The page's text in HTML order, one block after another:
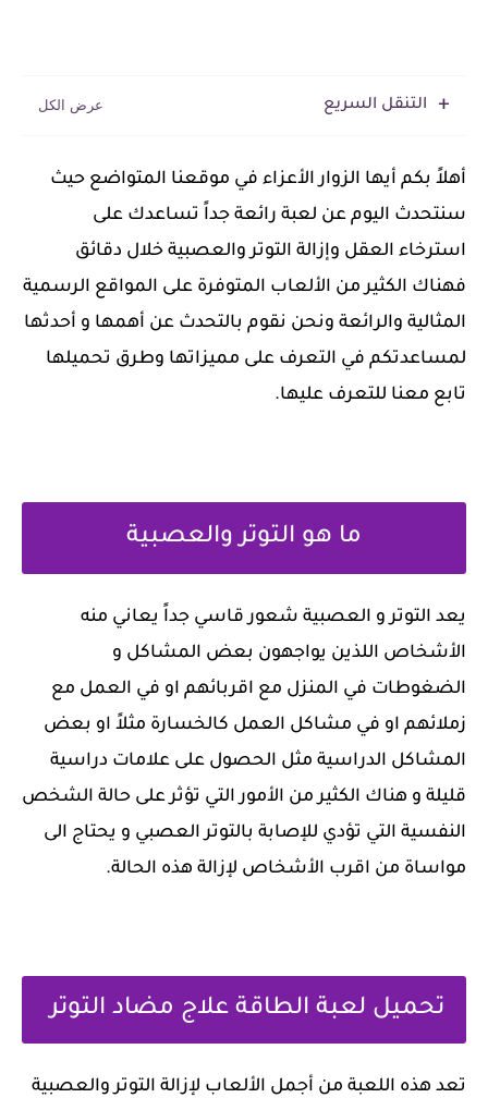
التنقل السريع
‏أهلاً بكم أيها الزوار الأعزاء في موقعنا المتواضع حيث
سنتحدث اليوم عن لعبة رائعة جداً تساعدك على
استرخاء العقل وإزالة التوتر والعصبية خلال دقائق
فهناك الكثير من الألعاب المتوفرة على المواقع الرسمية
المثالية والرائعة ونحن نقوم بالتحدث عن أهمها و أحدثها
لمساعدتكم في التعرف على مميزاتها وطرق تحميلها
تابع معنا للتعرف عليها.
‏ما هو التوتر والعصبية
يعد التوتر و العصبية شعور قاسي جداً يعاني منه
الأشخاص اللذين يواجهون بعض المشاكل و
الضغوطات في المنزل مع اقربائهم او في العمل مع
زملائهم او في مشاكل العمل كالخسارة مثلاً او بعض
المشاكل الدراسية مثل الحصول على علامات دراسية
قليلة و هناك الكثير من الأمور التي تؤثر على حالة الشخص
النفسية التي تؤدي للإصابة بالتوتر العصبي و يحتاج الى
مواساة من اقرب الأشخاص لإزالة هذه الحالة.
تحميل لعبة الطاقة علاج مضاد التوتر
‏تعد هذه اللعبة من أجمل الألعاب لإزالة التوتر والعصبية